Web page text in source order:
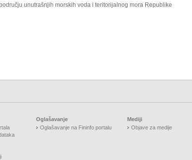
unutrašnjih morskih voda i teritorijalnog mora Republike
Oglašavanje
Oglašavanje na Fininfo portalu
Mediji
Objave za medije